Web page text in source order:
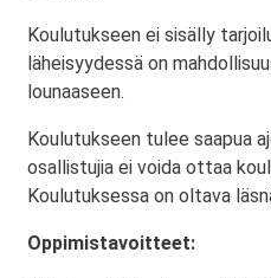
Koulutukseen ei sisälly
läheisyydessä on
lounaaseen.
Koulutukseen tulee saapua
osallistujia ei voida ottaa
Koulutuksessa on oltava
Oppimistavoitteet: